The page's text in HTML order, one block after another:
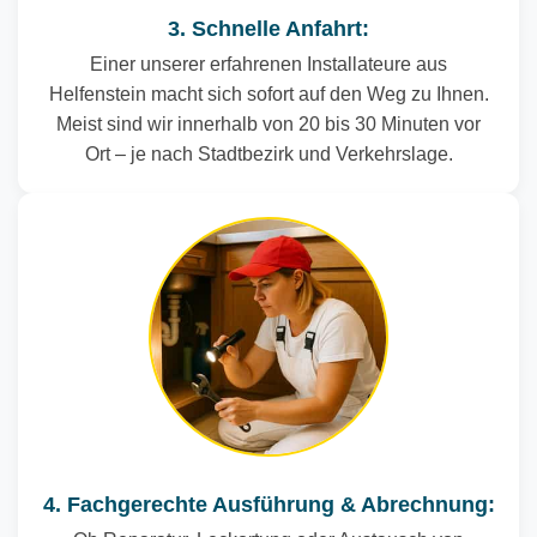
3. Schnelle Anfahrt:
Einer unserer erfahrenen Installateure aus
Helfenstein macht sich sofort auf den Weg zu Ihnen.
Meist sind wir innerhalb von 20 bis 30 Minuten vor
Ort – je nach Stadtbezirk und Verkehrslage.
4. Fachgerechte Ausführung & Abrechnung: